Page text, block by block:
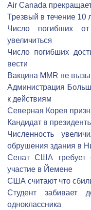
Air Canada
Трезвый в течение 10
Число погибших
увеличиться
Число погибших
вести
Вакцина MMR не
Администрация
к действиям
Северная Корея
Кандидат в
Численность
обрушения здания в
Сенат США требует
участие в Йемене
США считают что
Студент забивает
одноклассника